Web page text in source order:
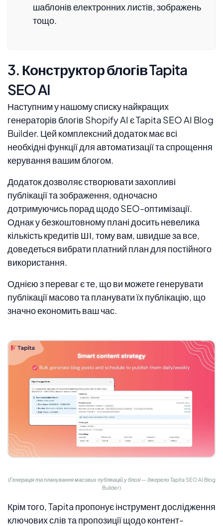
шаблонів електронних листів, зображень
тощо.
3. Конструктор блогів Tapita
SEO AI
Наступним у нашому списку найкращих
генераторів блогів Shopify AI є Tapita SEO AI Blog
Builder. Цей комплексний додаток має всі
необхідні функції для автоматизації та спрощення
керування вашим блогом.
Додаток дозволяє створювати захопливі
публікації та зображення, одночасно
дотримуючись порад щодо SEO-оптимізації.
Однак у безкоштовному плані досить невелика
кількість кредитів ШІ, тому вам, швидше за все,
доведеться вибрати платний план для постійного
використання.
Однією з переваг є те, що ви можете генерувати
публікації масово та планувати їх публікацію, що
значно економить ваш час.
(Генерація та планування масових публікацій у блозі — джерело Tapita SEO AI Blog
Builder)
Крім того, Tapita пропонує інструмент дослідження
ключових слів та пропозиції щодо контент-